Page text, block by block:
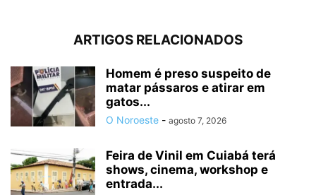
ARTIGOS RELACIONADOS
Homem é preso suspeito de
matar pássaros e atirar em
gatos...
O Noroeste - agosto 7, 2026
Feira de Vinil em Cuiabá terá
shows, cinema, workshop e
entrada...